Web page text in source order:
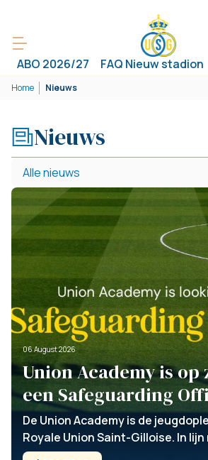
ABO 2026/27 FAQ Nieuw stadion
Home Nieuws
Nieuws
Alle nieuws
06 August 2026
Union Academy is op
een Safeguarding
De Union Academy is de
Royale Union Saint-Gilloise. In lijn
Way geloven we dat de toekomst